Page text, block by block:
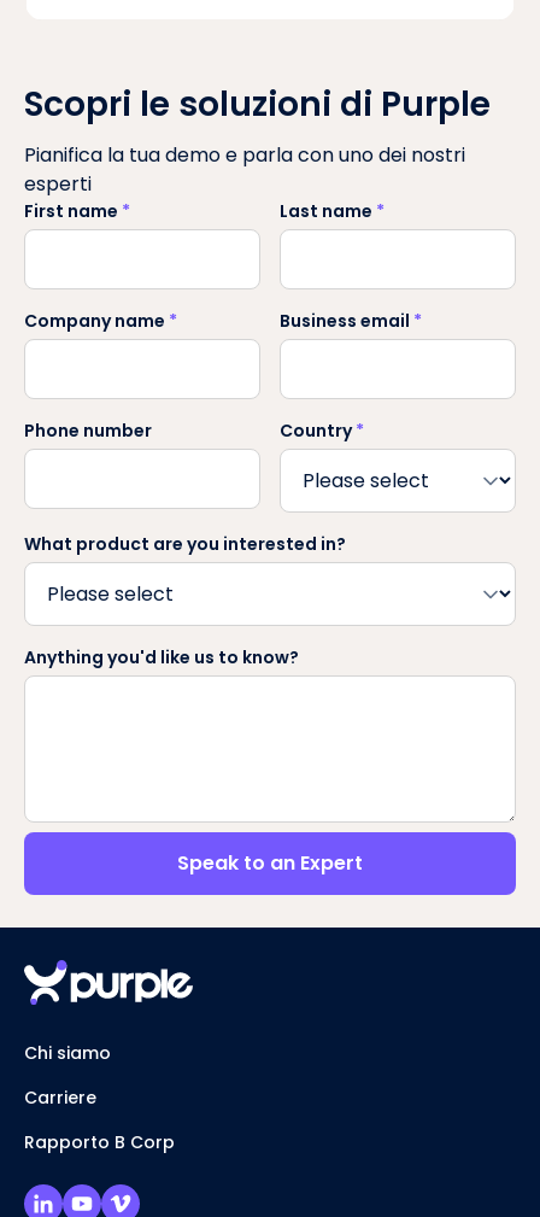
Scopri le soluzioni di Purple
Pianifica la tua demo e parla con uno dei nostri
esperti
First name * Last name *
Company name * Business email *
Phone number Country*
What product are you interested in?
Anything you'd like us to know?
Speak to an Expert
Chi siamo
Carriere
Rapporto B Corp